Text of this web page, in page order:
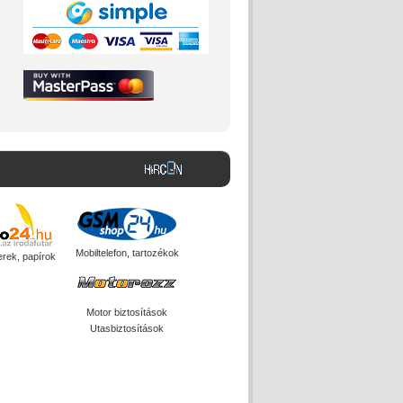
papírok
Mobiltelefon, tartozékok
Motor biztosítások
Utasbiztosítások